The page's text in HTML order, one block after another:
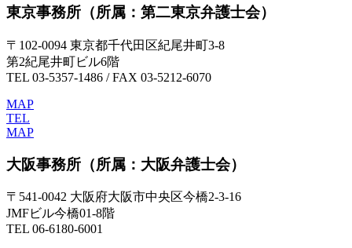
東京事務所 （所属：第二東京弁護士会）
〒102-0094 東京都千代田区紀尾井町3-8
第2紀尾井町ビル6階
TEL 03-5357-1486 / FAX 03-5212-6070
MAP
TEL
MAP
大阪事務所 （所属：大阪弁護士会）
〒541-0042 大阪府大阪市中央区今橋2-3-16
JMFビル今橋01-8階
TEL 06-6180-6001